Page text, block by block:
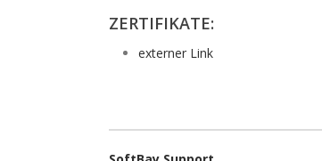
ZERTIFIKATE:
externer Link